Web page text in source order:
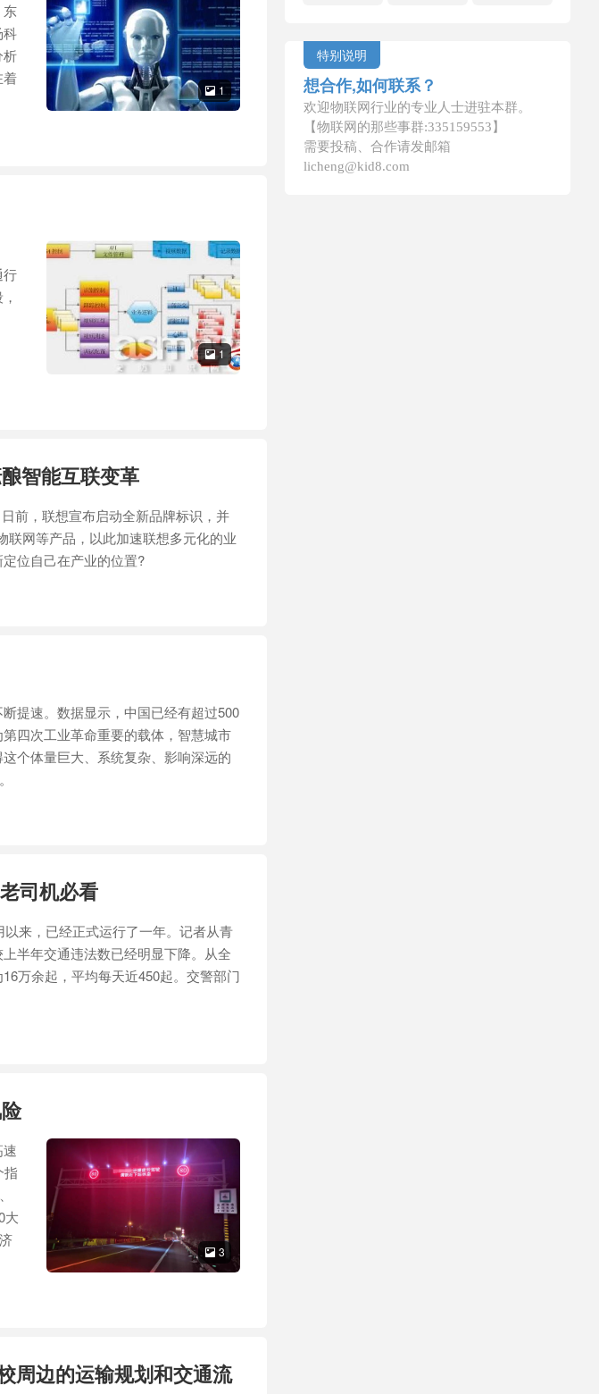
 1
东
科
析
着
 1
行
智能互联变革
前，联想宣布启动全新品牌标识，并
网等产品，以此加速联想多元化的业
位自己在产业的位置?
提速。数据显示，中国已经有超过500
四次工业革命重要的载体，智慧城市
个体量巨大、系统复杂、影响深远的
司机必看
来，已经正式运行了一年。记者从青
半年交通违法数已经明显下降。从全
万余起，平均每天近450起。交警部门
 3
指
大
周边的运输规划和交通流
特别说明
想合作,如何联系？
欢迎物联网行业的专业人士进驻本群。
【物联网的那些事群:335159553】
需要投稿、合作请发邮箱
licheng@kid8.com